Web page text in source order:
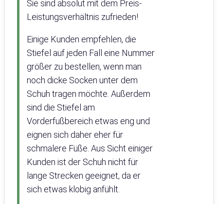
Sie sind absolut mit dem Preis-
Leistungsverhältnis zufrieden!
Einige Kunden empfehlen, die
Stiefel auf jeden Fall eine Nummer
größer zu bestellen, wenn man
noch dicke Socken unter dem
Schuh tragen möchte. Außerdem
sind die Stiefel am
Vorderfußbereich etwas eng und
eignen sich daher eher für
schmalere Füße. Aus Sicht einiger
Kunden ist der Schuh nicht für
lange Strecken geeignet, da er
sich etwas klobig anfühlt.